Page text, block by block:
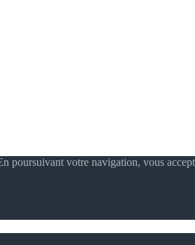
poursuivant votre navigation, vous